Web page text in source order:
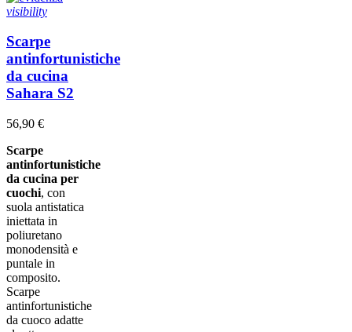
visibility
Scarpe
antinfortunistiche
da cucina
Sahara S2
56,90 €
Scarpe
antinfortunistiche
da cucina per
cuochi, con
suola antistatica
iniettata in
poliuretano
monodensità e
puntale in
composito.
Scarpe
antinfortunistiche
da cuoco adatte